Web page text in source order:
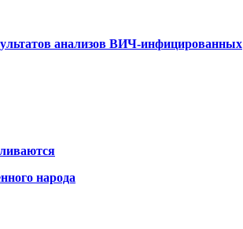
анализов ВИЧ-инфицированных
народа